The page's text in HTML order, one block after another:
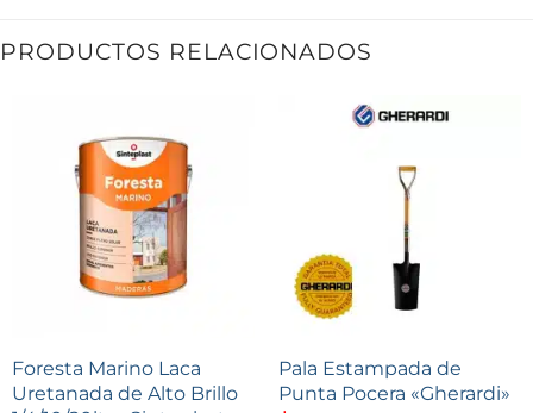
PRODUCTOS RELACIONADOS
Foresta Marino Laca
Uretanada de Alto Brillo
Pala Estampada de
Punta Pocera «Gherardi»